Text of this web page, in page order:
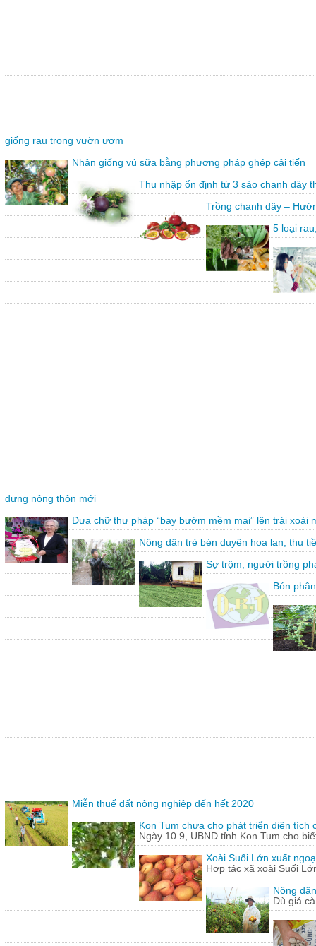
giống rau trong vườn ươm
Nhân giống vú sữa bằng phương pháp ghép cải tiến
Thu nhập ổn định từ 3 sào chanh dây
Trồng chanh dây –
5 loại
dựng nông thôn mới
Đưa chữ thư pháp “bay bướm mềm mại” lên trái xoài
Nông dân trẻ bén duyên hoa lan, thu
Sợ trộm, người trồng
Bón
Miễn thuế đất nông nghiệp đến hết 2020
Kon Tum chưa cho phát triển diện tích
Ngày 10.9, UBND tỉnh Kon Tum cho
Xoài Suối Lớn xuất
Hợp tác xã xoài Suối
Nông
Dù giá